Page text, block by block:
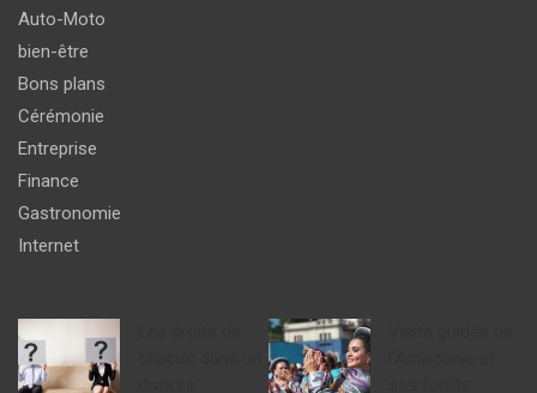
Auto-Moto
bien-être
Bons plans
Cérémonie
Entreprise
Finance
Gastronomie
Internet